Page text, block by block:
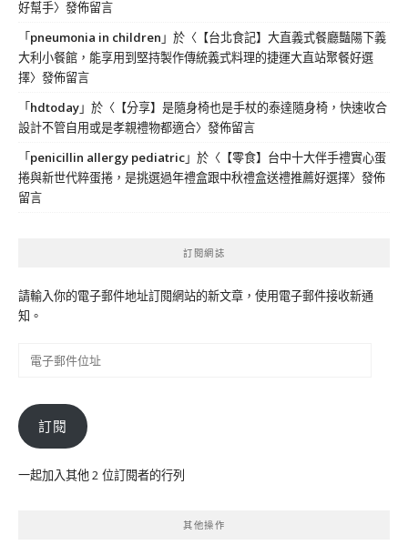
好幫手〉發佈留言
「pneumonia in children 」於〈 【台北食記】大直義式餐廳豔陽下義
大利小餐館，能享用到堅持製作傳統義式料理的捷運大直站聚餐好選
擇〉發佈留言
「hdtoday」於〈 【分享】是隨身椅也是手杖的泰達隨身椅，快速收合
設計不管自用或是孝親禮物都適合〉發佈留言
「penicillin allergy pediatric」於〈 【零食】台中十大伴手禮實心蛋
捲與新世代粹蛋捲，是挑選過年禮盒跟中秋禮盒送禮推薦好選擇〉發佈
留言
訂閱網誌
請輸入你的電子郵件地址訂閱網站的新文章，使用電子郵件接收新通
知。
件
位
訂閱
一起加入其他 2 位訂閱者的行列
其他操作